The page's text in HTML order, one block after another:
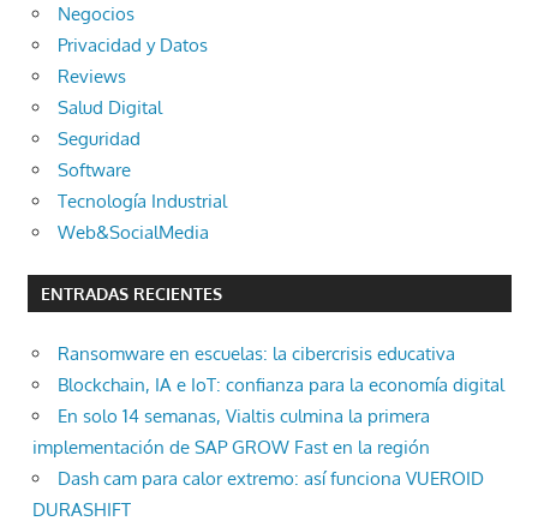
Negocios
Privacidad y Datos
Reviews
Salud Digital
Seguridad
Software
Tecnología Industrial
Web&SocialMedia
ENTRADAS RECIENTES
Ransomware en escuelas: la cibercrisis educativa
Blockchain, IA e IoT: confianza para la economía digital
En solo 14 semanas, Vialtis culmina la primera
implementación de SAP GROW Fast en la región
Dash cam para calor extremo: así funciona VUEROID
DURASHIFT